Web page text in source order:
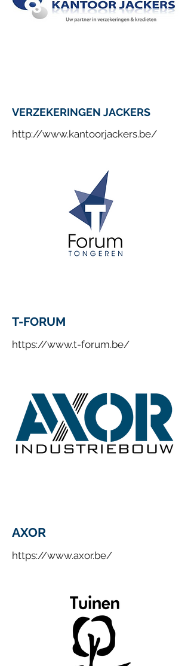
VERZEKERINGEN JACKERS
http://www.kantoorjackers.be/
T-FORUM
https://www.t-forum.be/
AXOR
https://www.axor.be/